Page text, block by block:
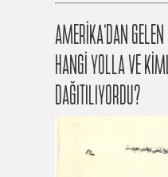
AMERİKA’DAN
HANGİ YOLLA VE
DAĞITILIYORDU?